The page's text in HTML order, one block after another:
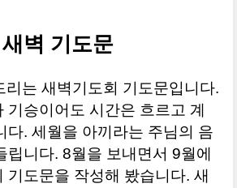
벽 기도문
리는 새벽기도회 기도문입니다.
기승이어도 시간은 흐르고 계
다. 세월을 아끼라는 주님의 음
립니다. 8월을 보내면서 9월에
기도문을 작성해 봤습니다. 새